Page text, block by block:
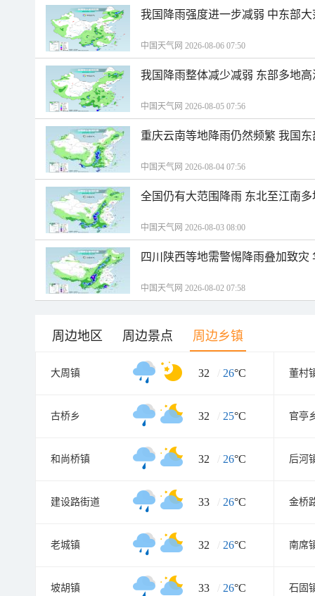
我国降雨强度进一步减弱 中东部
中国天气网 2026-08-06 07:50
我国降雨整体减少减弱 东部多地
中国天气网 2026-08-05 07:56
重庆云南等地降雨仍然频繁 我国
中国天气网 2026-08-04 07:56
全国仍有大范围降雨 东北至江南
中国天气网 2026-08-03 08:00
四川陕西等地需警惕降雨叠加致
中国天气网 2026-08-02 07:58
周边地区 周边景点 周边乡镇
大周镇 32 / 26°C 董村
古桥乡 32 / 25°C 官亭
和尚桥镇 32 / 26°C 后河
建设路街道 33 / 26°C 金桥
老城镇 32 / 26°C 南席
坡胡镇 33 / 26°C 石固